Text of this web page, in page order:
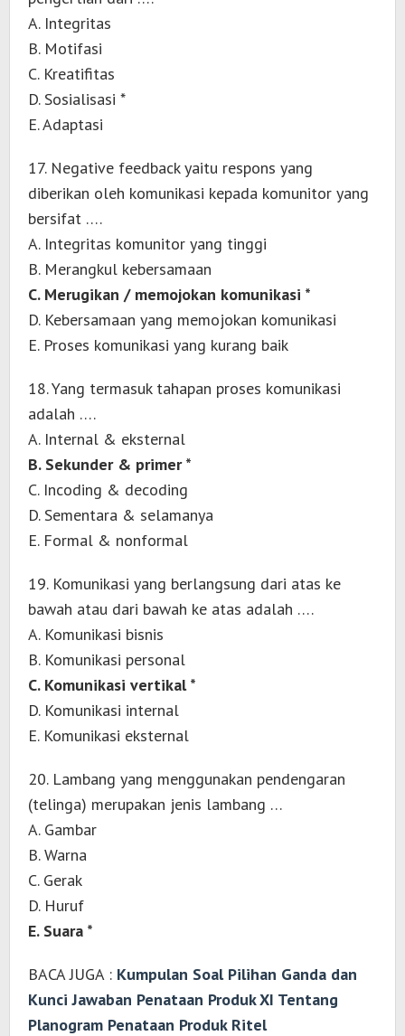
A. Integritas
B. Motifasi
C. Kreatifitas
D. Sosialisasi *
E. Adaptasi
17. Negative feedback yaitu respons yang
diberikan oleh komunikasi kepada komunitor yang
bersifat ….
A. Integritas komunitor yang tinggi
B. Merangkul kebersamaan
C. Merugikan / memojokan komunikasi *
D. Kebersamaan yang memojokan komunikasi
E. Proses komunikasi yang kurang baik
18. Yang termasuk tahapan proses komunikasi
adalah ….
A. Internal & eksternal
B. Sekunder & primer *
C. Incoding & decoding
D. Sementara & selamanya
E. Formal & nonformal
19. Komunikasi yang berlangsung dari atas ke
bawah atau dari bawah ke atas adalah ….
A. Komunikasi bisnis
B. Komunikasi personal
C. Komunikasi vertikal *
D. Komunikasi internal
E. Komunikasi eksternal
20. Lambang yang menggunakan pendengaran
(telinga) merupakan jenis lambang …
A. Gambar
B. Warna
C. Gerak
D. Huruf
E. Suara *
BACA JUGA : Kumpulan Soal Pilihan Ganda dan
Kunci Jawaban Penataan Produk XI Tentang
Planogram Penataan Produk Ritel